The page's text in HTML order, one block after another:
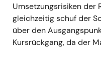
Umsetzungsrisiken der
gleichzeitig schuf der
über den
Kursrückgang, da der